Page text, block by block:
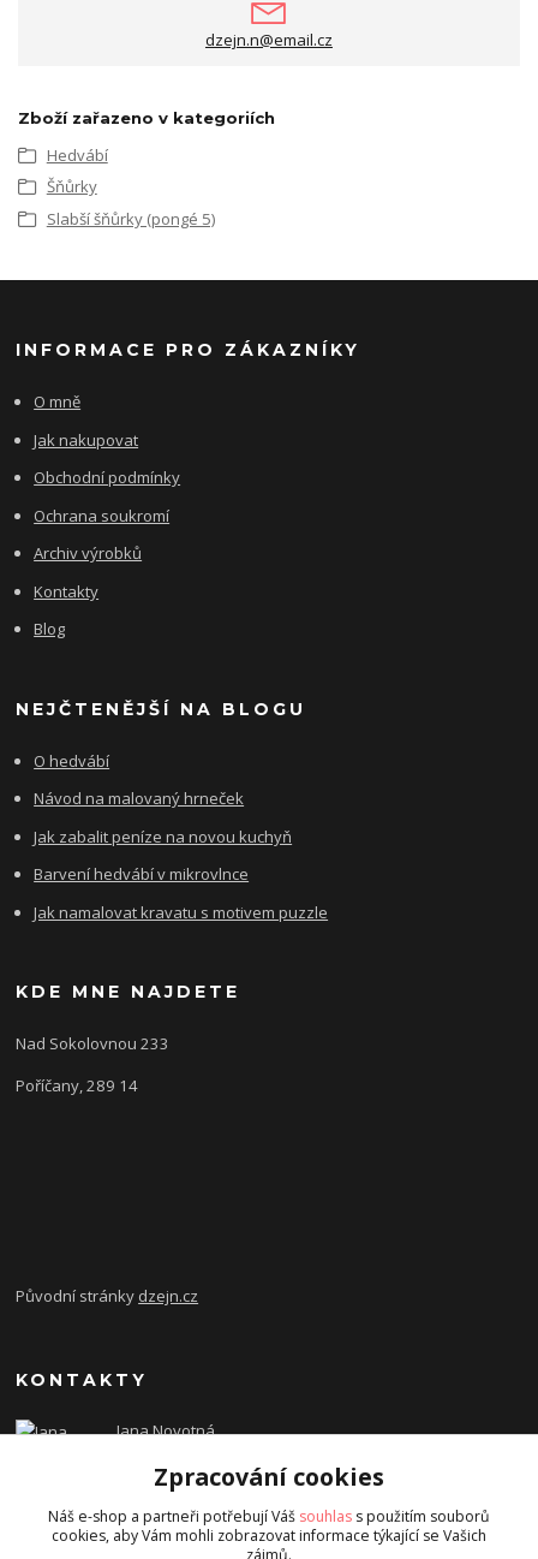
dzejn.n@email.cz
Zboží zařazeno v kategoriích
Hedvábí
Šňůrky
Slabší šňůrky (pongé 5)
INFORMACE PRO ZÁKAZNÍKY
O mně
Jak nakupovat
Obchodní podmínky
Ochrana soukromí
Archiv výrobků
Kontakty
Blog
NEJČTENĚJŠÍ NA BLOGU
O hedvábí
Návod na malovaný hrneček
Jak zabalit peníze na novou kuchyň
Barvení hedvábí v mikrovlnce
Jak namalovat kravatu s motivem puzzle
KDE MNE NAJDETE
Nad Sokolovnou 233
Poříčany, 289 14
Původní stránky dzejn.cz
KONTAKTY
Jana Novotná
dzejn.n@email.cz
Zpracování cookies
Náš e-shop a partneři potřebují Váš souhlas s použitím souborů
cookies, aby Vám mohli zobrazovat informace týkající se Vašich
zájmů.